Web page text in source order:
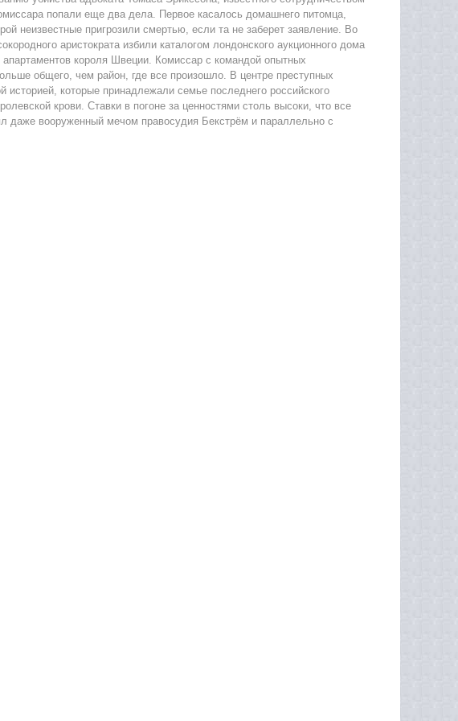
попали еще два дела. Первое касалось домашнего питомца,
неизвестные пригрозили смертью, если та не заберет заявление. Во
аристократа избили каталогом лондонского аукционного дома
короля Швеции. Комиссар с командой опытных
общего, чем район, где все произошло. В центре преступных
историей, которые принадлежали семье последнего российского
крови. Ставки в погоне за ценностями столь высоки, что все
даже вооруженный мечом правосудия Бекстрём и параллельно с